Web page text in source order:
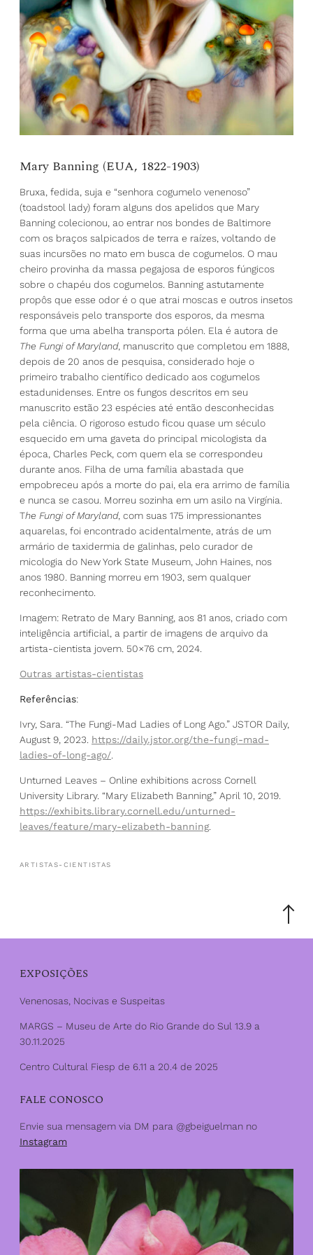
Mary Banning (EUA, 1822-1903)
Bruxa, fedida, suja e “senhora cogumelo venenoso”
(toadstool lady) foram alguns dos apelidos que Mary
Banning colecionou, ao entrar nos bondes de Baltimore
com os braços salpicados de terra e raízes, voltando de
suas incursões no mato em busca de cogumelos. O mau
cheiro provinha da massa pegajosa de esporos fúngicos
sobre o chapéu dos cogumelos. Banning astutamente
propôs que esse odor é o que atrai moscas e outros insetos
responsáveis pelo transporte dos esporos, da mesma
forma que uma abelha transporta pólen. Ela é autora de
The Fungi of Maryland, manuscrito que completou em 1888,
depois de 20 anos de pesquisa, considerado hoje o
primeiro trabalho científico dedicado aos cogumelos
estadunidenses. Entre os fungos descritos em seu
manuscrito estão 23 espécies até então desconhecidas
pela ciência. O rigoroso estudo ficou quase um século
esquecido em uma gaveta do principal micologista da
época, Charles Peck, com quem ela se correspondeu
durante anos. Filha de uma família abastada que
empobreceu após a morte do pai, ela era arrimo de família
e nunca se casou. Morreu sozinha em um asilo na Virgínia.
The Fungi of Maryland, com suas 175 impressionantes
aquarelas, foi encontrado acidentalmente, atrás de um
armário de taxidermia de galinhas, pelo curador de
micologia do New York State Museum, John Haines, nos
anos 1980. Banning morreu em 1903, sem qualquer
reconhecimento.
Imagem: Retrato de Mary Banning, aos 81 anos, criado com
inteligência artificial, a partir de imagens de arquivo da
artista-cientista jovem. 50×76 cm, 2024.
Outras artistas-cientistas
Referências:
Ivry, Sara. “The Fungi-Mad Ladies of Long Ago.” JSTOR Daily,
August 9, 2023. https://daily.jstor.org/the-fungi-mad-
ladies-of-long-ago/
Unturned Leaves – Online exhibitions across Cornell
University Library. “Mary Elizabeth Banning,” April 10, 2019.
https://exhibits.library.cornell.edu/unturned-
leaves/feature/mary-elizabeth-banning.
ARTISTAS-CIENTISTAS
Scroll
the
EXPOSIÇÕES
Venenosas, Nocivas e Suspeitas
MARGS – Museu de Arte do Rio Grande do Sul 13.9 a
30.11.2025
Centro Cultural Fiesp de 6.11 a 20.4 de 2025
FALE CONOSCO
Envie sua mensagem via DM para @gbeiguelman no
Instagram